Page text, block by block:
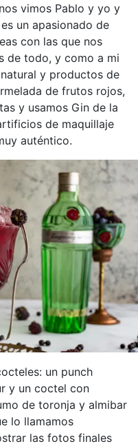
vimos Pablo y yo y
un apasionado de
con las que nos
de todo, y como a mi
y productos de
de frutos rojos,
y usamos Gin de la
de maquillaje
auténtico.
un punch
y un coctel con
de toronja y almibar
lo llamamos
las fotos finales